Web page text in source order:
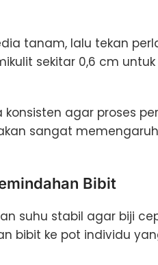
tanam, lalu tekan
sekitar 0,6 cm
agar proses
sangat
Bibit
suhu stabil agar biji
bibit ke pot individu